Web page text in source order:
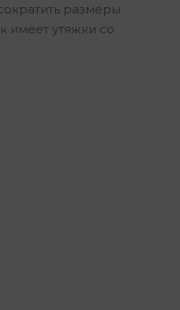
размеры
имеет утяжки со